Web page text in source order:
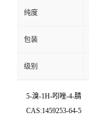
纯度
包装
级别
5-溴-1H-吲唑-4-腈
CAS:1459253-64-5